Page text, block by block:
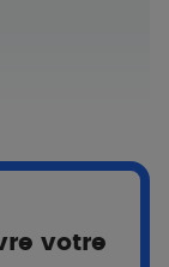
votre